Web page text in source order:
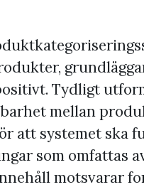
Tydligt
mellan
att systemet ska
som omfattas
motsvarar